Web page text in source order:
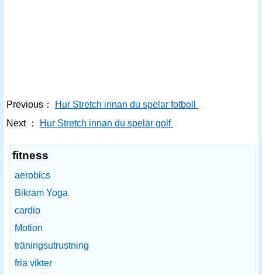
Previous：
Hur Stretch innan du spelar fotboll
Next ：
Hur Stretch innan du spelar golf
fitness
aerobics
Bikram Yoga
cardio
Motion
träningsutrustning
fria vikter